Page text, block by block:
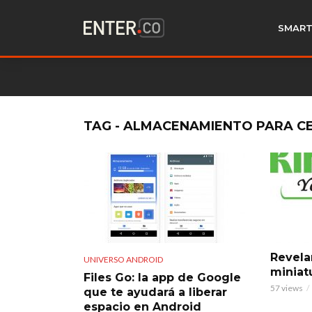
TAG - ALMACENAMIENTO PARA
UNIVERSO ANDROID
Files Go: la app de Google
que te ayudará a liberar
espacio en Android
57 views